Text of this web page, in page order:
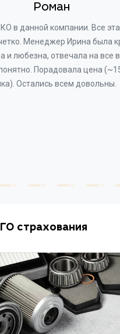
Роман
в данной компании. Все
Менеджер Ирина была
и любезна, отвечала на все
Порадовала цена
Остались всем довольны.
страхования